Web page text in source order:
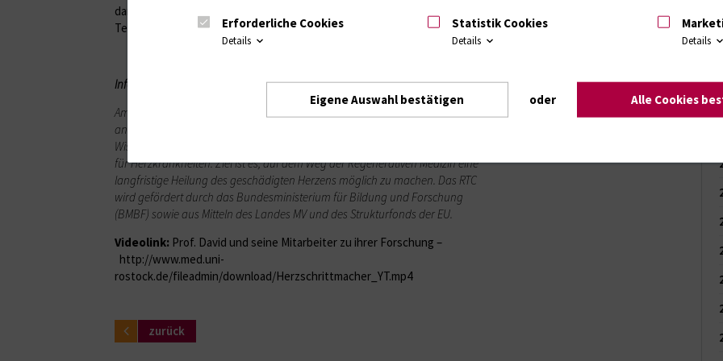
darstellen würde“, erläutert der 46-jährige Biologe die Arbeit seines
Teams.
Info:
Am Referenz- und Translationszentrum für kardiale Stammzelltherapie (RTC)
an der Universitätsmedizin Rostock arbeiten rund 60 Mitarbeiter. Die
Wissenschaftler erforschen
für Herzkrankheiten. Ziel ist es, auf dem Weg der Regenerativen Medizin eine
langfristige Heilung des geschädigten Herzens möglich zu machen. Das RTC
wird gefördert durch das Bundesministerium für Bildung und Forschung
(BMBF) sowie aus Mitteln des Landes MV und des Strukturfonds der EU.
Videolink: Prof. David und seine Mitarbeiter zu ihrer Forschung –
http://www.med.uni-
rostock.de/fileadmin/download/Herzschrittmacher_YT.mp4
zurück
Erforderliche Cookies
Details
Statistik Cookies
Details Details
Eigene Auswahl bestätigen oder Alle Cookies